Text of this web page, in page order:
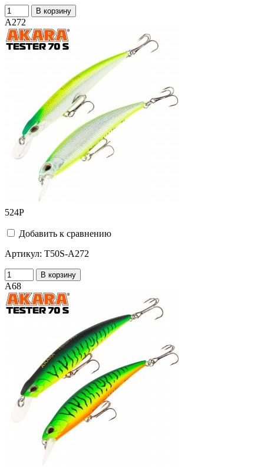
В корзину
A272
524Р
Добавить к сравнению
Артикул: T50S-A272
В корзину
A68